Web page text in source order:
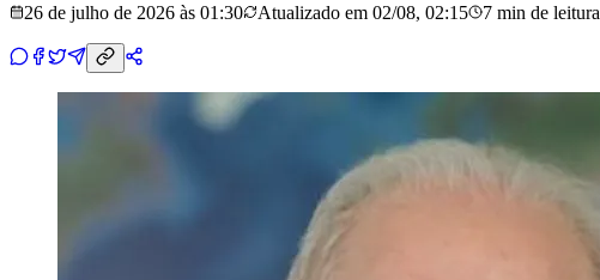
26 de julho de 2026 às 01:30
Atualizado em 02/08, 02:15 7 min de leitura